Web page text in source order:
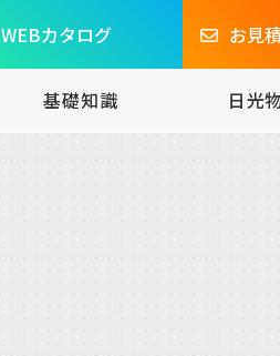
WEBカタログ お見
基礎知識 日光